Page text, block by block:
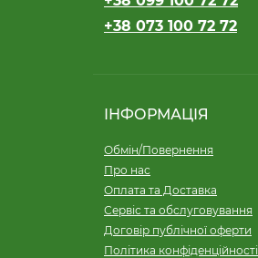
+38 073 100 72 72
ІНФОРМАЦІЯ
Обмін/Повернення
Про нас
Оплата та Доставка
Сервіс та обслуговування
Договір публічної оферти
Політика конфіденційності